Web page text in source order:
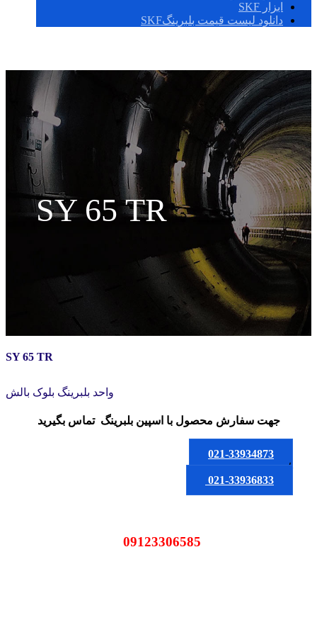
ابزار SKF
دانلود لیست قیمت بلبرینگSKF
SY 65 TR
SY 65 TR
واحد بلبرینگ بلوک بالش
جهت سفارش محصولبا اسپین بلبرینگ تماس بگیرید
021-33934873
یا
021-33936833